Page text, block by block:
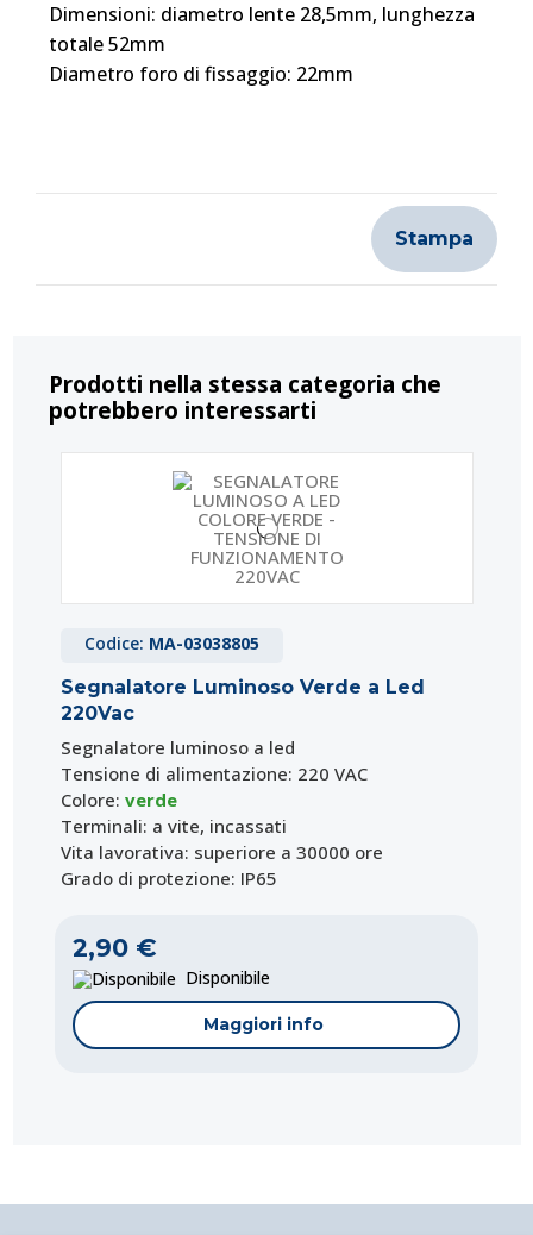
Dimensioni: diametro lente 28,5mm, lunghezza
totale 52mm
Diametro foro di fissaggio: 22mm
Stampa
Prodotti nella stessa categoria che
potrebbero interessarti
Codice: MA-03038805
Segnalatore Luminoso Verde a Led
220Vac
Segnalatore luminoso a led
Tensione di alimentazione: 220 VAC
Colore: verde
Terminali: a vite, incassati
Vita lavorativa: superiore a 30000 ore
Grado di protezione: IP65
2,90 €
Disponibile
Maggiori info